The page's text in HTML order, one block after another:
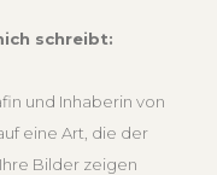
schreibt:
und Inhaberin von
eine Art, die der
Bilder zeigen